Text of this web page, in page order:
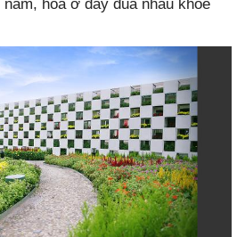
hoa ở đây đua nhau khoe